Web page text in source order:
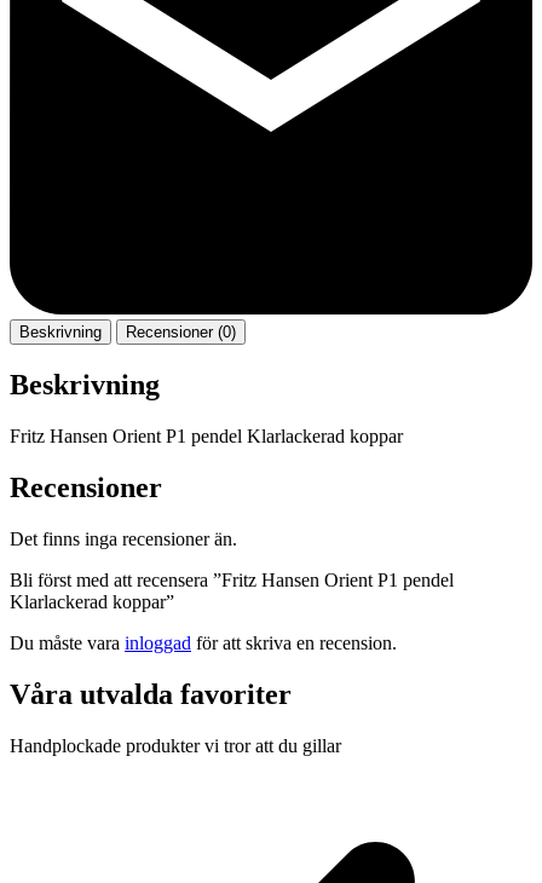
Beskrivning Recensioner (0)
Beskrivning
Fritz Hansen Orient P1 pendel Klarlackerad koppar
Recensioner
Det finns inga recensioner än.
Bli först med att recensera ”Fritz Hansen Orient P1 pendel
Klarlackerad koppar”
Du måste vara inloggad för att skriva en recension.
Våra utvalda favoriter
Handplockade produkter vi tror att du gillar